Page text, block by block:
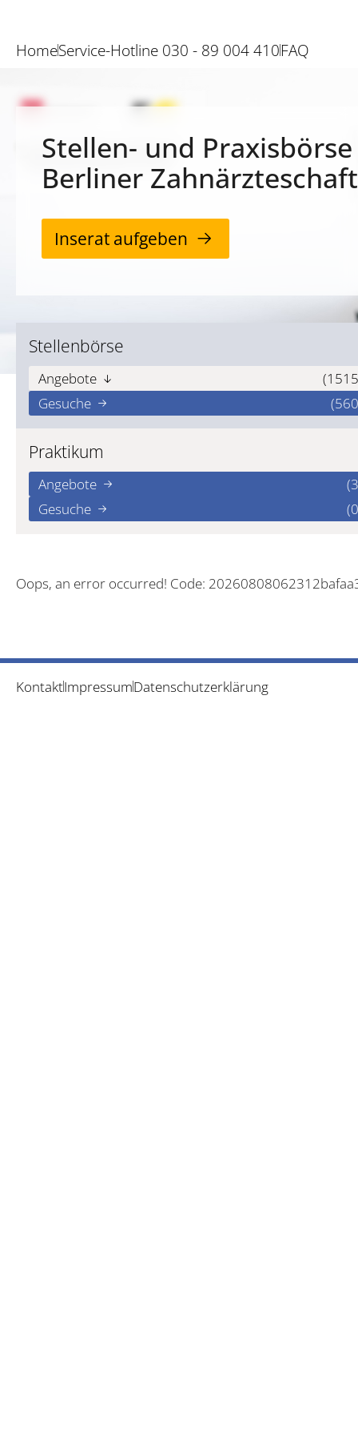
HomeService-Hotline 030 - 89 004 410FAQ
Stellen- und
Berliner Zahnärzteschaft
Inserat aufgeben
Stellenbörse
Angebote
Gesuche
Praktikum
Angebote
Gesuche
Oops, an error occurred! Code:
KontaktImpressumDatenschutzerklärung